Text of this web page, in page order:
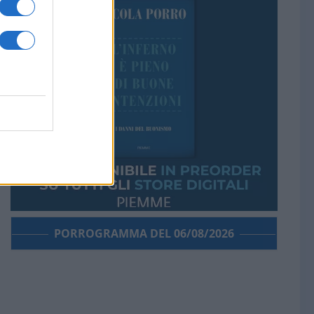
PORROGRAMMA DEL 06/08/2026